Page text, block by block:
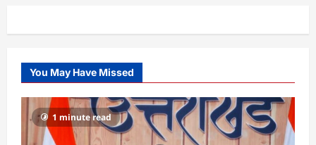
You May Have Missed
1 minute read